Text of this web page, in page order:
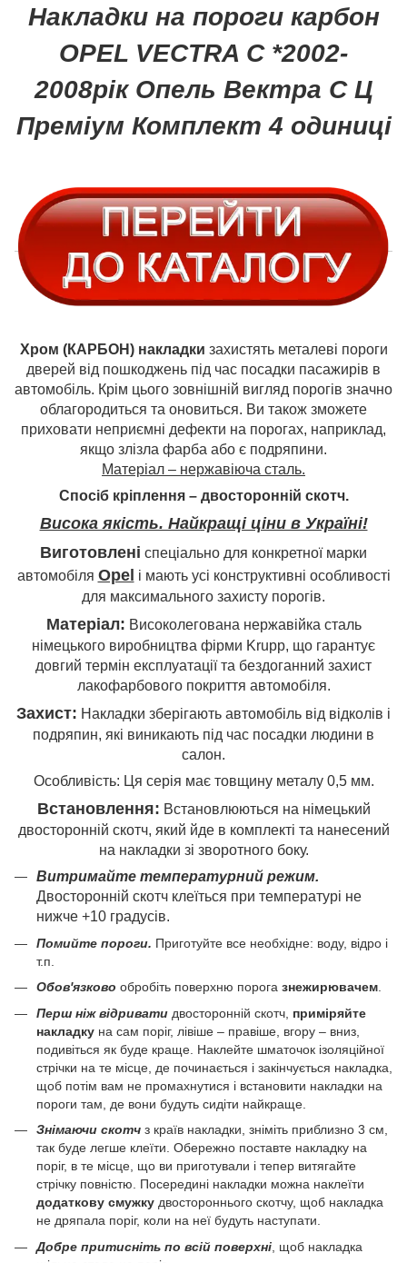
Накладки на пороги карбон
OPEL VECTRA C *2002-
2008рік Опель Вектра С Ц
Преміум Комплект 4 одиниці
Хром (КАРБОН) накладки захистять металеві пороги
дверей від пошкоджень під час посадки пасажирів в
автомобіль. Крім цього зовнішній вигляд порогів значно
облагородиться та оновиться. Ви також зможете
приховати неприємні дефекти на порогах, наприклад,
якщо злізла фарба або є подряпини.
Матеріал – нержавіюча сталь.
Спосіб кріплення – двосторонній скотч.
Висока якість. Найкращі ціни в Україні!
Виготовлені спеціально для конкретної марки
автомобіля Opel і мають усі конструктивні особливості
для максимального захисту порогів.
Матеріал: Високолегована нержавійка сталь
німецького виробництва фірми Krupp, що гарантує
довгий термін експлуатації та бездоганний захист
лакофарбового покриття автомобіля.
Захист: Накладки зберігають автомобіль від відколів і
подряпин, які виникають під час посадки людини в
салон.
Особливість: Ця серія має товщину металу 0,5 мм.
Встановлення: Встановлюються на німецький
двосторонній скотч, який йде в комплекті та нанесений
на накладки зі зворотного боку.
Витримайте температурний режим.
Двосторонній скотч клеїться при температурі не
нижче +10 градусів.
Помийте пороги. Приготуйте все необхідне: воду, відро і
т.п.
Обов'язково обробіть поверхню порога знежирювачем.
Перш ніж відривати двосторонній скотч, приміряйте
накладку на сам поріг, лівіше – правіше, вгору – вниз,
подивіться як буде краще. Наклейте шматочок ізоляційної
стрічки на те місце, де починається і закінчується накладка,
щоб потім вам не промахнутися і встановити накладки на
пороги там, де вони будуть сидіти найкраще.
Знімаючи скотч з країв накладки, зніміть приблизно 3 см,
так буде легше клеїти. Обережно поставте накладку на
поріг, в те місце, що ви приготували і тепер витягайте
стрічку повністю. Посередині накладки можна наклеїти
додаткову смужку двостороннього скотчу, щоб накладка
не дряпала поріг, коли на неї будуть наступати.
Добре притисніть по всій поверхні , щоб накладка